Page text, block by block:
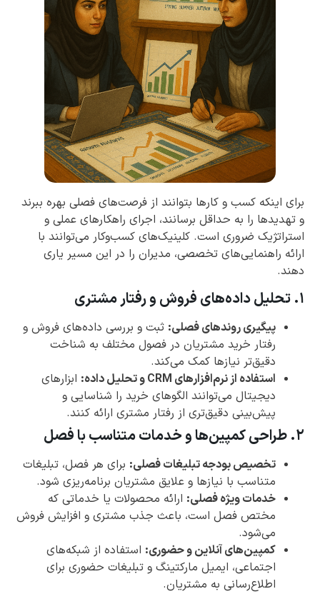
برای اینکه کسب و کارها بتوانند از فرصت‌های فصلی بهره ببرند
و تهدیدها را به حداقل برسانند، اجرای راهکارهای عملی و
استراتژیک ضروری است. کلینیک‌های کسب‌وکار می‌توانند با
ارائه راهنمایی‌های تخصصی، مدیران را در این مسیر یاری
دهند.
۱. تحلیل داده‌های فروش و رفتار مشتری
پیگیری روندهای فصلی: ثبت و بررسی داده‌های فروش و
رفتار خرید مشتریان در فصول مختلف به شناخت
دقیق‌تر نیازها کمک می‌کند.
استفاده از نرم‌افزارهای CRM و تحلیل داده:
ابزارهای
دیجیتال می‌توانند الگوهای خرید را شناسایی و
پیش‌بینی دقیق‌تری از رفتار مشتری ارائه کنند.
۲. طراحی کمپین‌ها و خدمات متناسب با فصل
تخصیص بودجه تبلیغات فصلی: برای هر فصل، تبلیغات
متناسب با نیازها و علایق مشتریان برنامه‌ریزی شود.
خدمات ویژه فصلی: ارائه محصولات یا خدماتی که
مختص فصل است، باعث جذب مشتری و افزایش فروش
می‌شود.
کمپین‌های آنلاین و حضوری: استفاده از شبکه‌های
اجتماعی، ایمیل مارکتینگ و تبلیغات حضوری برای
اطلاع‌رسانی به مشتریان.